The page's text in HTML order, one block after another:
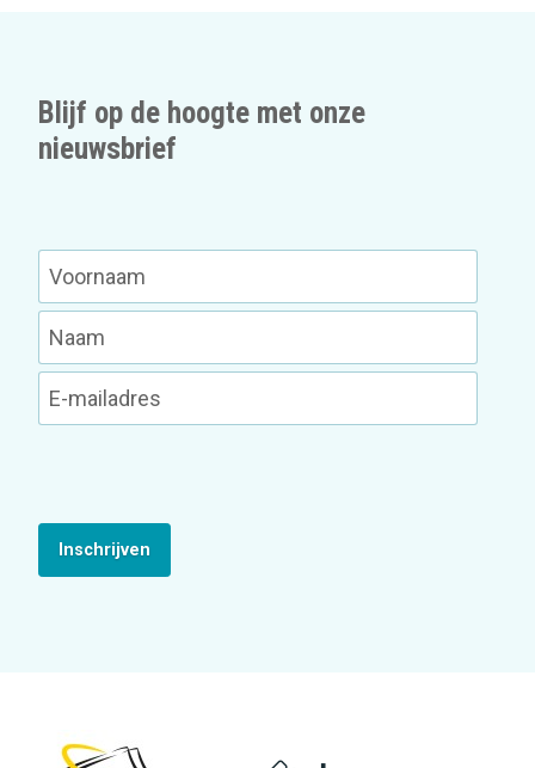
Blijf op de hoogte met onze
nieuwsbrief
Inschrijven